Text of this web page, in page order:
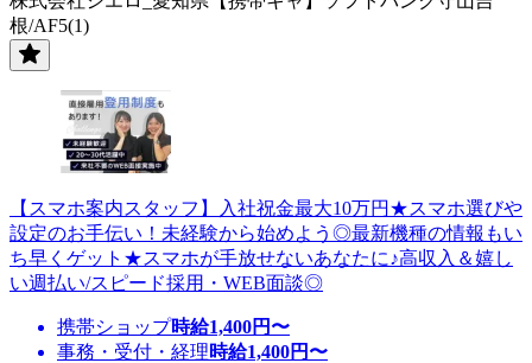
根/AF5(1)
【スマホ案内スタッフ】入社祝金最大10万円★スマホ選びや
設定のお手伝い！未経験から始めよう◎最新機種の情報もい
ち早くゲット★スマホが手放せないあなたに♪高収入＆嬉し
い週払い/スピード採用・WEB面談◎
携帯ショップ時給1,400円〜
事務・受付・経理時給1,400円〜